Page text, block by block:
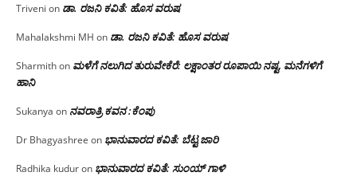
Triveni on ಡಾ. ರಜನಿ ಕವಿತೆ: ಹೊಸ ವರುಷ
Mahalakshmi MH on ಡಾ. ರಜನಿ ಕವಿತೆ: ಹೊಸ ವರುಷ
Sharmithon ಮಳೆಗೆ ನಲುಗಿದ ತುರುವೇಕೆರೆ: ಲಕ್ಷಾಂತರ ರೂಪಾಯಿ ನಷ್ಟ, ಮನೆಗಳಿಗೆ
ಹಾನಿ
Sukanya on ನವರಾತ್ರಿ ಕವನ :ಕೆಂಪು
Dr Bhagyashree on ಭಾನುವಾರದ ಕವಿತೆ: ಬೆಟ್ಟ ಜಾರಿ
Radhika kuduron ಭಾನುವಾರದ ಕವಿತೆ: ಸುಂಯ್ ಗಾಳಿ